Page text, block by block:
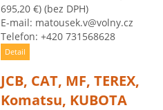
695,20 €) (bez DPH)
E-mail: matousek.v@volny.cz
Telefon: +420 731568628
Detail
JCB, CAT, MF, TEREX,
Komatsu, KUBOTA